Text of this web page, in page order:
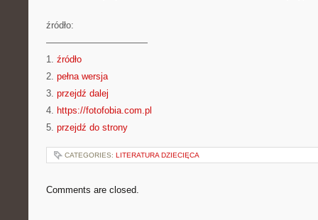
źródło:
———————————
1. źródło
2. pełna wersja
3. przejdź dalej
4. https://fotofobia.com.pl
5. przejdź do strony
CATEGORIES: LITERATURA DZIECIĘCA
Comments are closed.